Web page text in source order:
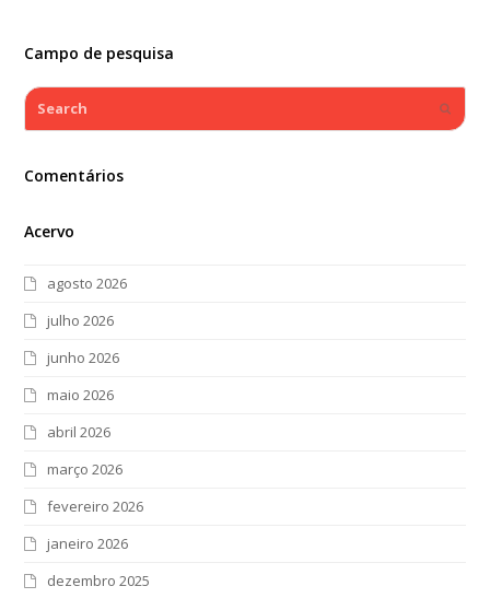
Campo de pesquisa
Search
Comentários
Acervo
agosto 2026
julho 2026
junho 2026
maio 2026
abril 2026
março 2026
fevereiro 2026
janeiro 2026
dezembro 2025